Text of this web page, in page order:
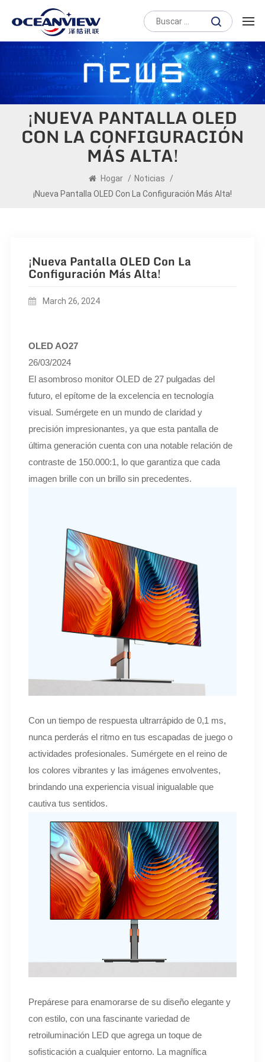
¡NUEVA PANTALLA OLED
CON LA CONFIGURACIÓN
MÁS ALTA!
Hogar / Noticias
/
¡Nueva Pantalla OLED Con La Configuración Más Alta!
¡Nueva Pantalla OLED Con La
Configuración Más Alta!
March 26, 2024
OLED AO27
26/03/2024
El asombroso monitor OLED de 27 pulgadas del
futuro, el epítome de la excelencia en tecnología
visual. Sumérgete en un mundo de claridad y
precisión impresionantes, ya que esta pantalla de
última generación cuenta con una notable relación de
contraste de 150.000:1, lo que garantiza que cada
imagen brille con un brillo sin precedentes.
Con un tiempo de respuesta ultrarrápido de 0,1 ms,
nunca perderás el ritmo en tus escapadas de juego o
actividades profesionales. Sumérgete en el reino de
los colores vibrantes y las imágenes envolventes,
brindando una experiencia visual inigualable que
cautiva tus sentidos.
Prepárese para enamorarse de su diseño elegante y
con estilo, con una fascinante variedad de
retroiluminación LED que agrega un toque de
sofisticación a cualquier entorno. La magnífica